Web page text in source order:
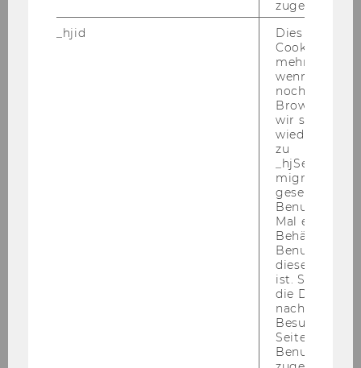
Lena Schaur
zugeordnet
_hjid
Dies ist ein
Cookie, das
mehr setzen,
wenn ein
noch in
Browser hat,
wir seinen
zu
migrieren.
gesetzt,
Benutzer
Mal eine
Behält die
Benutzer-ID
diese Seite
ist. Stellt
die Daten von
Besuchen
Seite
Benutzer-ID